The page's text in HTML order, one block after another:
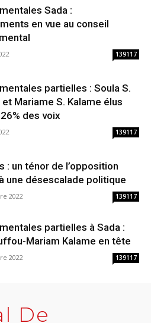
Sada :
en vue au conseil
139117
partielles : Soula S.
Mariame S. Kalame élus
des voix
139117
: un ténor de l’opposition
une désescalade politique
2022 139117
partielles à Sada :
Mariam Kalame en tête
2022 139117
De